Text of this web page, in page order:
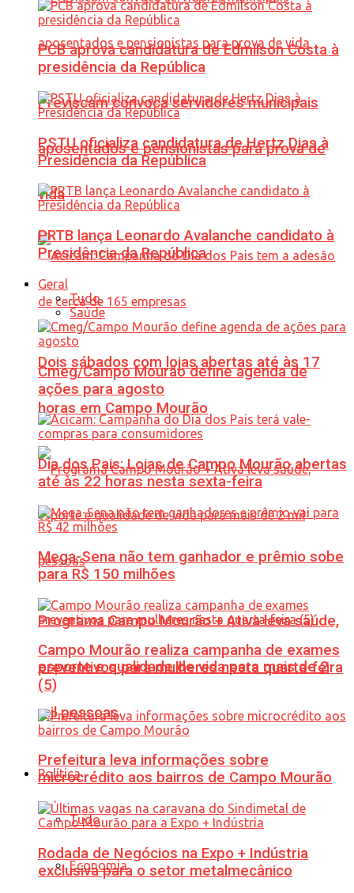
Previscam convoca servidores municipais
aposentados e pensionistas para prova de
vida
Dois sábados com lojas abertas até às 17
horas em Campo Mourão
Programa Campo Mourão + Ativa leva saúde,
esporte e qualidade de vida para mais de 2
mil pessoas
Política
Tudo
Economia
PCB aprova candidatura de Edmilson Costa à
presidência da República
PSTU oficializa candidatura de Hertz Dias à
Presidência da República
PRTB lança Leonardo Avalanche candidato à
Presidência da República
Geral
Tudo
Saúde
Cmeg/Campo Mourão define agenda de
ações para agosto
Dia dos Pais: Lojas de Campo Mourão abertas
até às 22 horas nesta sexta-feira
Mega-Sena não tem ganhador e prêmio sobe
para R$ 150 milhões
Campo Mourão realiza campanha de exames
preventivos para mulheres nesta quarta-feira
(5)
Prefeitura leva informações sobre
microcrédito aos bairros de Campo Mourão
Rodada de Negócios na Expo + Indústria
exclusiva para o setor metalmecânico